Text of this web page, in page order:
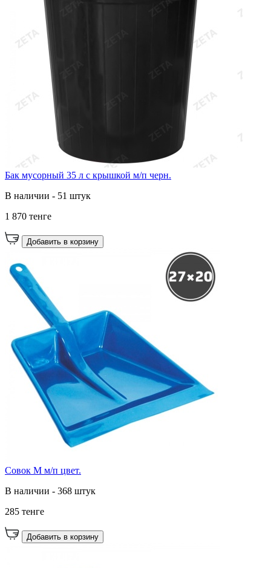
Бак мусорный 35 л с крышкой м/п черн.
В наличии - 51 штук
1 870 тенге
Добавить в корзину
Совок М м/п цвет.
В наличии - 368 штук
285 тенге
Добавить в корзину